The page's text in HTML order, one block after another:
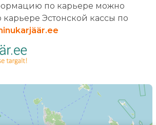
по карьере можно
карьере Эстонской кассы по